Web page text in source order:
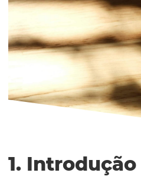
1. Introdução